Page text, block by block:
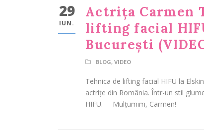
29
IUN.
Actrița Carmen
lifting facial
București
BLOG, VIDEO
Tehnica de lifting facial HIFU la
actrițe din România. Într-un stil
HIFU. Mulțumim, Carmen!